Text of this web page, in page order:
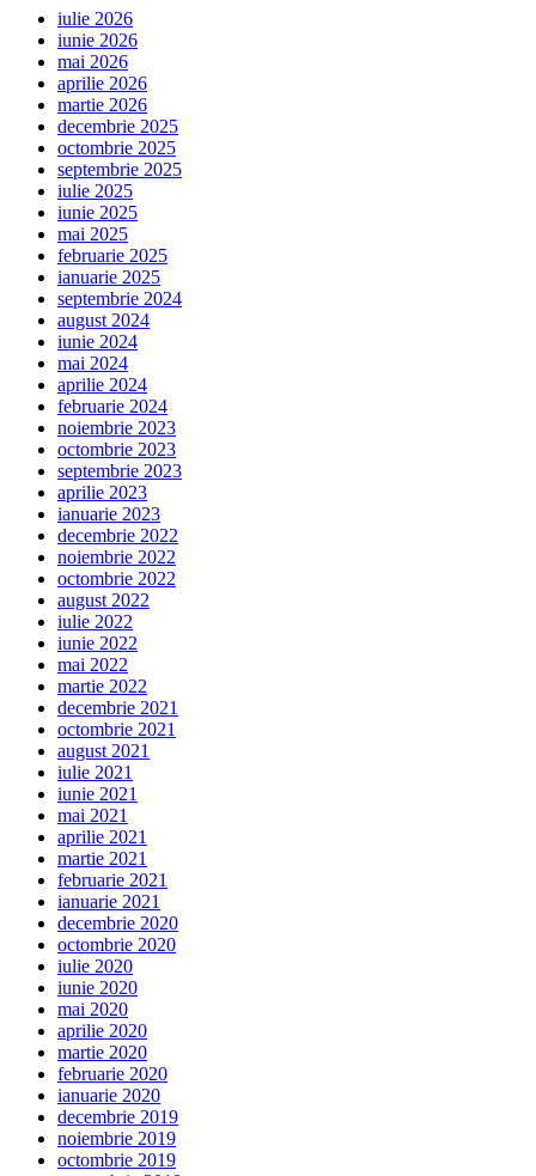
iulie 2026
iunie 2026
mai 2026
aprilie 2026
martie 2026
decembrie 2025
octombrie 2025
septembrie 2025
iulie 2025
iunie 2025
mai 2025
februarie 2025
ianuarie 2025
septembrie 2024
august 2024
iunie 2024
mai 2024
aprilie 2024
februarie 2024
noiembrie 2023
octombrie 2023
septembrie 2023
aprilie 2023
ianuarie 2023
decembrie 2022
noiembrie 2022
octombrie 2022
august 2022
iulie 2022
iunie 2022
mai 2022
martie 2022
decembrie 2021
octombrie 2021
august 2021
iulie 2021
iunie 2021
mai 2021
aprilie 2021
martie 2021
februarie 2021
ianuarie 2021
decembrie 2020
octombrie 2020
iulie 2020
iunie 2020
mai 2020
aprilie 2020
martie 2020
februarie 2020
ianuarie 2020
decembrie 2019
noiembrie 2019
octombrie 2019